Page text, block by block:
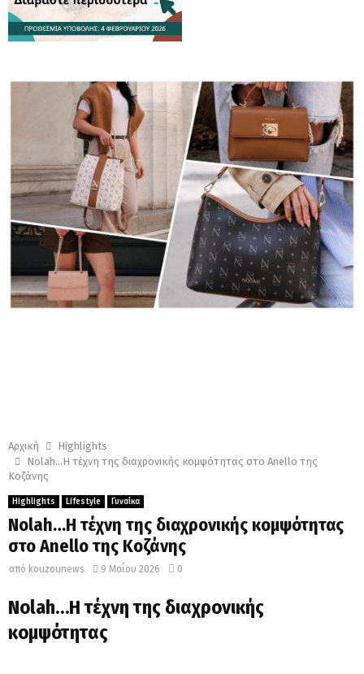
Αρχική
Highlights
Nolah…Η τέχνη της διαχρονικής κομψότητας στο Anello της
Κοζάνης
Highlights Lifestyle Γυναίκα
Nolah…Η τέχνη της διαχρονικής κομψότητας
στο Anello της Κοζάνης
από kouzounews 9 Μαΐου 2026 0
Nolah…Η τέχνη της διαχρονικής
κομψότητας